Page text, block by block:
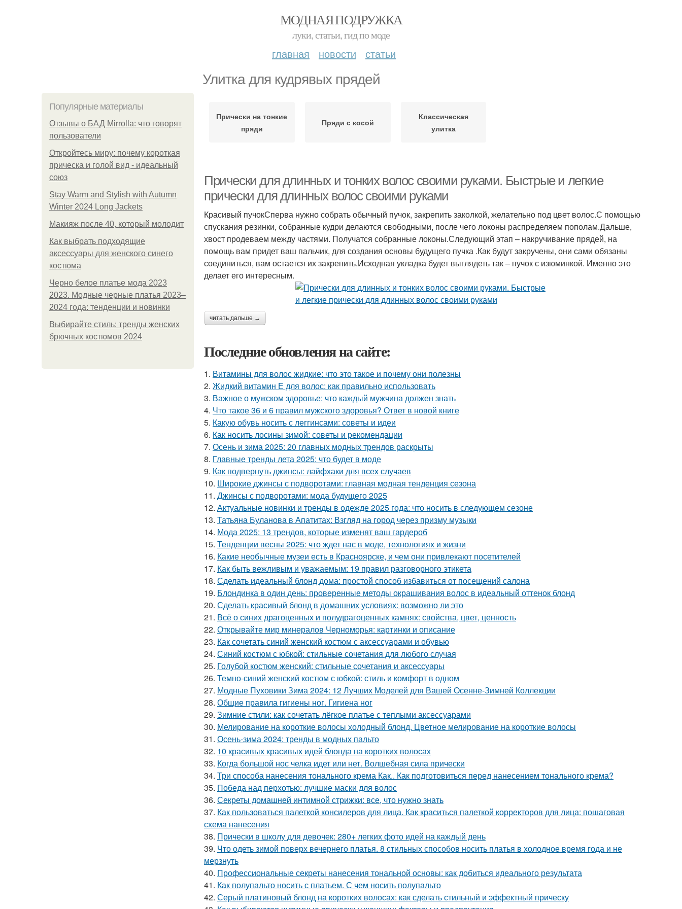
МОДНАЯ ПОДРУЖКА
луки, статьи, гид по моде
главная новости статьи
Улитка для кудрявых прядей
Популярные материалы
Отзывы о БАД Mirrolla: что говорят
пользователи
Откройтесь миру: почему короткая
прическа и голой вид - идеальный
союз
Stay Warm and Stylish with Autumn
Winter 2024 Long Jackets
Макияж после 40, который молодит
Как выбрать подходящие
аксессуары для женского синего
костюма
Черно белое платье мода 2023
2023. Модные черные платья 2023–
2024 года: тенденции и новинки
Выбирайте стиль: тренды женских
брючных костюмов 2024
Прически на тонкие
пряди
Пряди с косой
Классическая
улитка
Прически для длинных и тонких волос своими руками. Быстрые и легкие
прически для длинных волос своими руками
Красивый пучокСперва нужно собрать обычный пучок, закрепить заколкой, желательно под цвет волос.С помощью
спускания резинки, собранные кудри делаются свободными, после чего локоны распределяем пополам.Дальше,
хвост продеваем между частями. Получатся собранные локоны.Следующий этап – накручивание прядей, на
помощь вам придет ваш пальчик, для создания основы будущего пучка .Как будут закручены, они сами обязаны
соединиться, вам остается их закрепить.Исходная укладка будет выглядеть так – пучок с изюминкой. Именно это
делает его интересным.
читать дальше →
Последние обновления на сайте:
1. Витамины для волос жидкие: что это такое и почему они полезны
2. Жидкий витамин Е для волос: как правильно использовать
3. Важное о мужском здоровье: что каждый мужчина должен знать
4. Что такое 36 и 6 правил мужского здоровья? Ответ в новой книге
5. Какую обувь носить с леггинсами: советы и идеи
6. Как носить лосины зимой: советы и рекомендации
7. Осень и зима 2025: 20 главных модных трендов раскрыты
8. Главные тренды лета 2025: что будет в моде
9. Как подвернуть джинсы: лайфхаки для всех случаев
10. Широкие джинсы с подворотами: главная модная тенденция сезона
11. Джинсы с подворотами: мода будущего 2025
12. Актуальные новинки и тренды в одежде 2025 года: что носить в следующем сезоне
13. Татьяна Буланова в Апатитах: Взгляд на город через призму музыки
14. Мода 2025: 13 трендов, которые изменят ваш гардероб
15. Тенденции весны 2025: что ждет нас в моде, технологиях и жизни
16. Какие необычные музеи есть в Красноярске, и чем они привлекают посетителей
17. Как быть вежливым и уважаемым: 19 правил разговорного этикета
18. Сделать идеальный блонд дома: простой способ избавиться от посещений салона
19. Блондинка в один день: проверенные методы окрашивания волос в идеальный оттенок блонд
20. Сделать красивый блонд в домашних условиях: возможно ли это
21. Всё о синих драгоценных и полудрагоценных камнях: свойства, цвет, ценность
22. Открывайте мир минералов Черноморья: картинки и описание
23. Как сочетать синий женский костюм с аксессуарами и обувью
24. Синий костюм с юбкой: стильные сочетания для любого случая
25. Голубой костюм женский: стильные сочетания и аксессуары
26. Темно-синий женский костюм с юбкой: стиль и комфорт в одном
27. Модные Пуховики Зима 2024: 12 Лучших Моделей для Вашей Осенне-Зимней Коллекции
28. Общие правила гигиены ног. Гигиена ног
29. Зимние стили: как сочетать лёгкое платье с теплыми аксессуарами
30. Мелирование на короткие волосы холодный блонд. Цветное мелирование на короткие волосы
31. Осень-зима 2024: тренды в модных пальто
32. 10 красивых красивых идей блонда на коротких волосах
33. Когда большой нос челка идет или нет. Волшебная сила прически
34. Три способа нанесения тонального крема Как.. Как подготовиться перед нанесением тонального крема?
35. Победа над перхотью: лучшие маски для волос
36. Секреты домашней интимной стрижки: все, что нужно знать
37. Как пользоваться палеткой консилеров для лица. Как краситься палеткой корректоров для лица: пошаговая
схема нанесения
38. Прически в школу для девочек: 280+ легких фото идей на каждый день
39. Что одеть зимой поверх вечернего платья. 8 стильных способов носить платья в холодное время года и не
мерзнуть
40. Профессиональные секреты нанесения тональной основы: как добиться идеального результата
41. Как полупальто носить с платьем. С чем носить полупальто
42. Серый платиновый блонд на коротких волосах: как сделать стильный и эффектный прическу